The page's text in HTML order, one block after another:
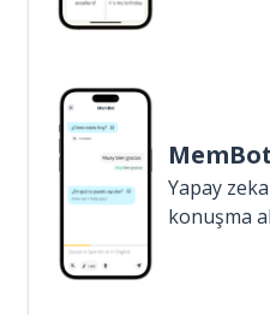
Yapay
konuşma